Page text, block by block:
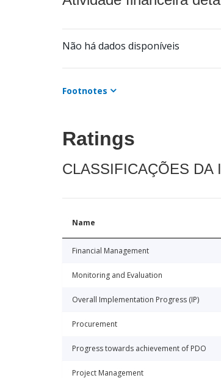
Não há dados disponíveis
Footnotes
Ratings
CLASSIFICAÇÕES DA
Name
Financial Management
Monitoring and Evaluation
Overall Implementation Progress (IP)
Procurement
Progress towards achievement of PDO
Project Management